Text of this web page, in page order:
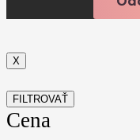
X
FILTROVAŤ
Cena